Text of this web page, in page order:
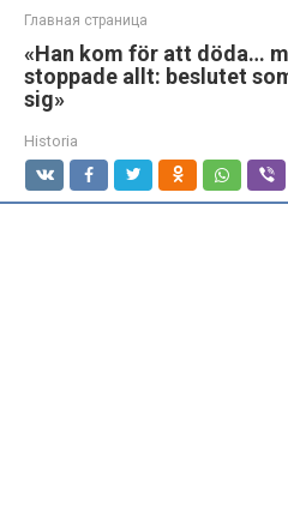
Главная страница
«Han kom för att döda…
stoppade allt: beslutet
sig»
Historia